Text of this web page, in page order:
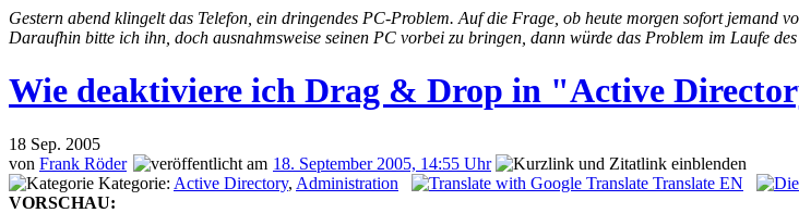
Gestern abend klingelt das Telefon, ein dringendes PC-Problem. Auf die Frage, ob heute morgen sofort
Daraufhin bitte ich ihn, doch ausnahmsweise seinen PC vorbei zu bringen, dann würde das Problem im Laufe
Wie deaktiviere ich Drag & Drop in "Active
18 Sep. 2005
von Frank Röder
18. September 2005, 14:55 Uhr
Kategorie: Active Directory, Administration
Translate EN
VORSCHAU: